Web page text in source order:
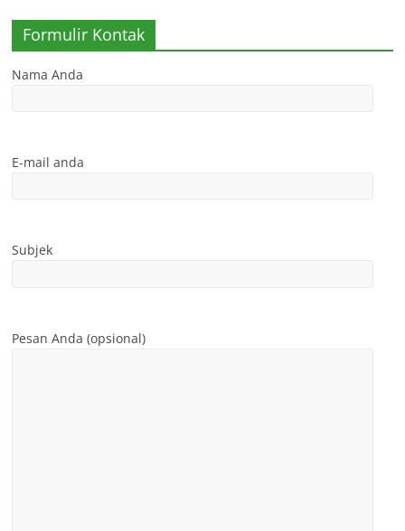
Formulir Kontak
Nama Anda
E-mail anda
Subjek
Pesan Anda (opsional)